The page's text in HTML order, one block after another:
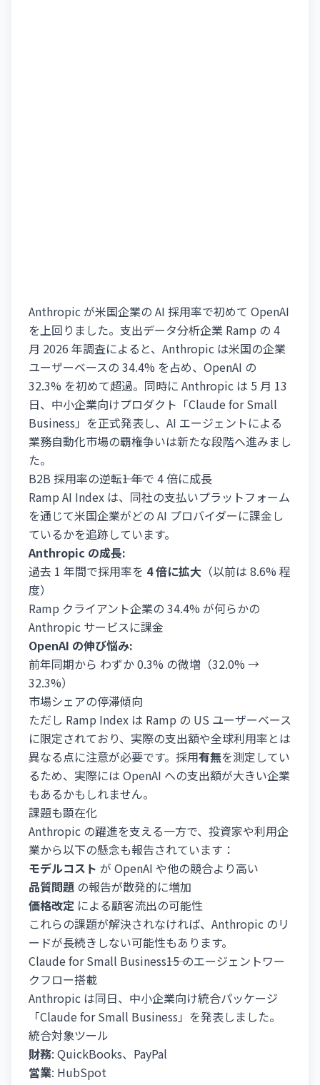
Anthropic が米国企業の AI 採用率で初めて OpenAI
を上回りました。支出データ分析企業 Ramp の 4
月 2026 年調査によると、Anthropic は米国の企業
ユーザーベースの 34.4% を占め、OpenAI の
32.3% を初めて超過。同時に Anthropic は 5 月 13
日、中小企業向けプロダクト「Claude for Small
Business」を正式発表し、AI エージェントによる
業務自動化市場の覇権争いは新たな段階へ進みまし
た。
B2B 採用率の逆転――1 年で 4 倍に成長
Ramp AI Index は、同社の支払いプラットフォーム
を通じて米国企業がどの AI プロバイダーに課金し
ているかを追跡しています。
Anthropic の成長:
過去 1 年間で採用率を 4 倍に拡大 （以前は 8.6% 程
度）
Ramp クライアント企業の 34.4% が何らかの
Anthropic サービスに課金
OpenAI の伸び悩み:
前年同期から わずか 0.3% の微増（32.0% →
32.3%）
市場シェアの停滞傾向
ただし Ramp Index は Ramp の US ユーザーベース
に限定されており、実際の支出額や全球利用率とは
異なる点に注意が必要です。採用有無を測定してい
るため、実際には OpenAI への支出額が大きい企業
もあるかもしれません。
課題も顕在化
Anthropic の躍進を支える一方で、投資家や利用企
業から以下の懸念も報告されています：
モデルコスト が OpenAI や他の競合より高い
品質問題 の報告が散発的に増加
価格改定 による顧客流出の可能性
これらの課題が解決されなければ、Anthropic のリ
ードが長続きしない可能性もあります。
Claude for Small Business――15 のエージェントワー
クフロー搭載
Anthropic は同日、中小企業向け統合パッケージ
「Claude for Small Business」を発表しました。
統合対象ツール
財務: QuickBooks、PayPal
営業: HubSpot